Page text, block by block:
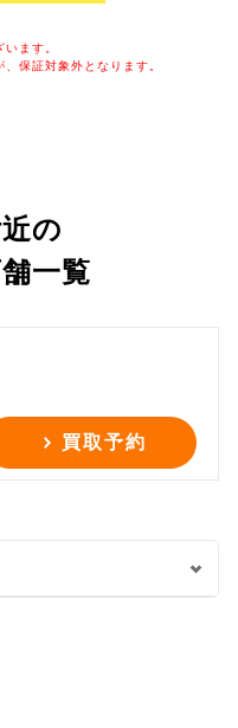
ます。
保証対象外となります。
の
一覧
買取予約